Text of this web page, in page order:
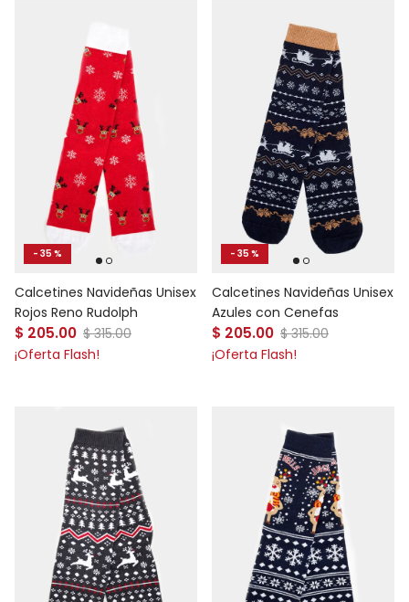
- 35 %
Calcetines Navideñas Unisex
Rojos Reno Rudolph
Precio de venta
$ 205.00 Precio normal
$ 315.00
¡Oferta Flash!
- 35 %
Calcetines Navideñas Unisex
Azules con Cenefas
Precio de venta
$ 205.00 Precio normal
$ 315.00
¡Oferta Flash!